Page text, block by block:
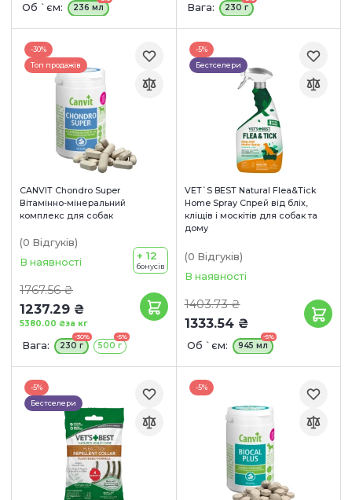
Об `єм: 236 мл Вага: 230 г
-30%
Топ продажів
CANVIT Chondro Super
Вітамінно-мінеральний
комплекс для собак
(0 Відгуків)
В наявності
1767.56 ₴
1237.29 ₴
за кг
5380.00 ₴
+ 12
бонусів
Вага:
-30%
230 г
-5%
500 г
-5%
Бестселери
VET`S BEST Natural Flea&Tick
Home Spray Спрей від бліх,
кліщів і москітів для собак та
дому
(0 Відгуків)
В наявності
1403.73 ₴
1333.54 ₴
Об `єм:
-5%
945 мл
-5%
Бестселери
-5%